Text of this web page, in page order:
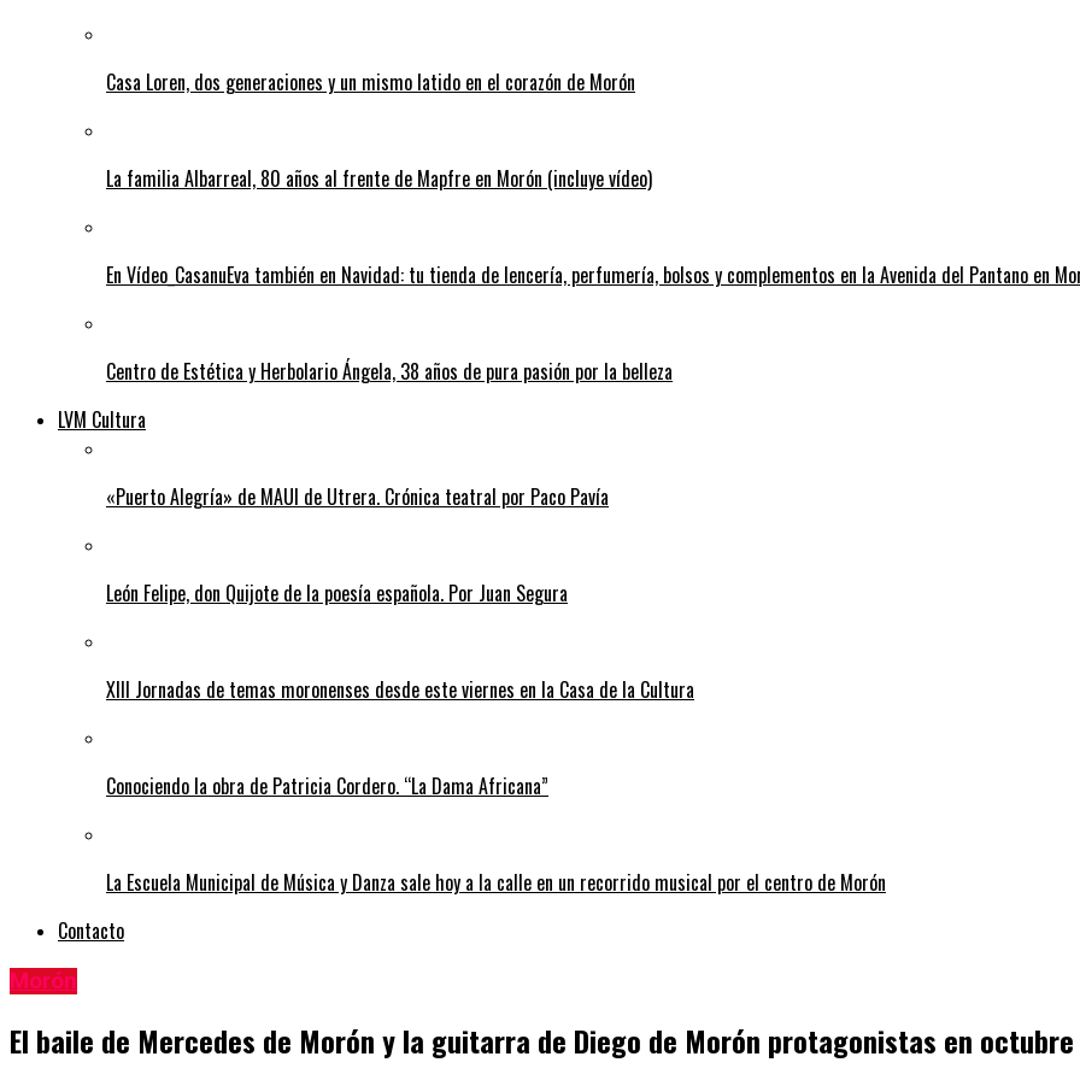
Casa Loren, dos generaciones y un mismo latido en el corazón de Morón
La familia Albarreal, 80 años al frente de Mapfre en Morón (incluye vídeo)
En Vídeo_CasanuEva también en Navidad: tu tienda de lencería, perfumería, bolsos y complementos en la Avenida del Pantano en
Centro de Estética y Herbolario Ángela, 38 años de pura pasión por la belleza
LVM Cultura
«Puerto Alegría» de MAUI de Utrera. Crónica teatral por Paco Pavía
León Felipe, don Quijote de la poesía española. Por Juan Segura
XIII Jornadas de temas moronenses desde este viernes en la Casa de la Cultura
Conociendo la obra de Patricia Cordero. “La Dama Africana”
La Escuela Municipal de Música y Danza sale hoy a la calle en un recorrido musical por el centro de Morón
Contacto
Morón
El baile de Mercedes de Morón y la guitarra de Diego de Morón protagonistas en octubre